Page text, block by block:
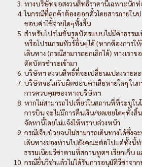
ทางบริษัทขอสงวนสิทธิ์ราคานี้เฉพาะนักท่
ในกรณีที่ลูกค้าต้องออกตั๋วโดยสารภายใ
ชอบค่าใช้จ่ายใดๆทั้งสิ้น
สำหรับโปรโมชั่นรูดบัตรแบบไม่มีค่าธรรม
หรือโปรแกรมทัวร์อื่นๆได้ (หากต้องการใ
เดินทาง (กรณีสามารถยกเลิกได้) ทางเร
ตัดบัตรชำระเข้ามา
บริษัทฯ สงวนสิทธิ์ที่จะเปลี่ยนแปลงรายละ
บริษัทจะไม่รับผิดชอบค่าเสียหายใดๆ ใน
การควบคุมของทางบริษัทฯ
หากไม่สามารถไปเที่ยวในสถานที่ที่ระบุใ
การบิน จะไม่มีการคืนเงิน/ชดเชยใดๆทั้ง
จัดหานี้โดยไม่แจ้งให้ทราบล่วงหน้า
กรณีเจ็บป่วยจนไม่สามารถเดินทางได้ซึ่ง
เดินทางของท่านไปยังคณะต่อไปแต่ทั้งนี้ท่
ธรรมเนียมวีซ่าตามที่สถานทูตฯ เรียกเก็บ
กรณียื่นวีซ่าแล้วไม่ได้รับการอนุมัติวีซ่าจา